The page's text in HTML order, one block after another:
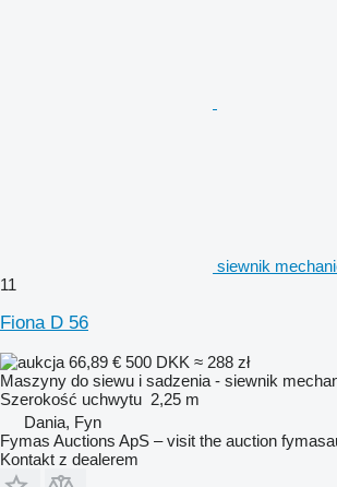
siewnik
11
Fiona D 56
66,89 € 500 DKK ≈ 288 zł
Maszyny do siewu i sadzenia - siewnik
Szerokość uchwytu 2,25 m
Dania, Fyn
Fymas Auctions ApS – visit the auction
Kontakt z dealerem